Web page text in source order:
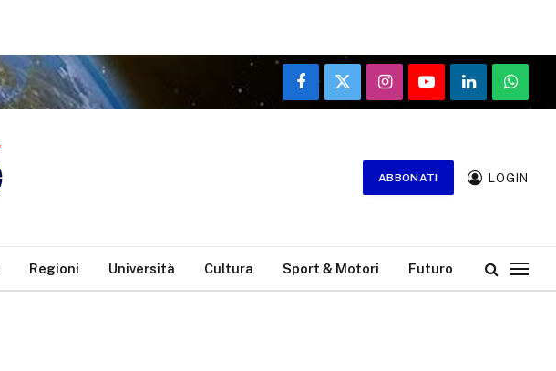
Facebook
X
(Twitter)
InstagramYouTubeLinkedIn
ABBONATI LOGIN
Regioni Università Cultura Sport & Motori Futuro